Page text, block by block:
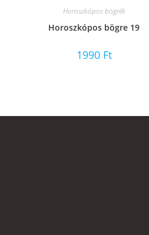
Horoszkópos bögrék
Horoszkópos bögre 19
1990 Ft